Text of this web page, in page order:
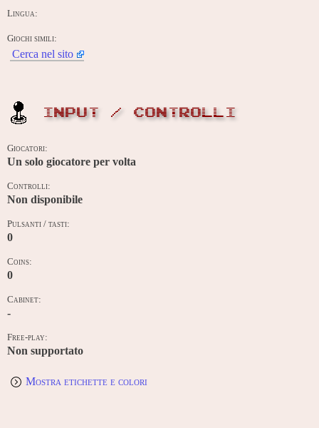
Lingua:
Giochi simili:
Cerca nel sito
INPUT / CONTROLLI
Giocatori:
Un solo giocatore per volta
Controlli:
Non disponibile
Pulsanti / tasti:
0
Coins:
0
Cabinet:
-
Free-play:
Non supportato
Mostra etichette e colori